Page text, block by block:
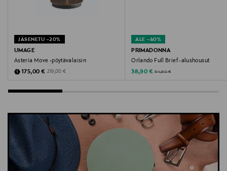
JÄSENETU –20%
UMAGE
Asteria Move -pöytävalaisin
Discounted Price
175,00 € Original Price
219,00 €
ALE –40%
PRIMADONNA
Orlando Full Brief -alushousut
Discounted Price
38,90 € Original Price
64,90 €